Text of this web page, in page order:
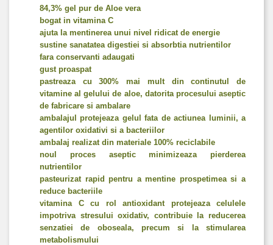
84,3% gel pur de Aloe vera
bogat in vitamina C
ajuta la mentinerea unui nivel ridicat de energie
sustine sanatatea digestiei si absorbtia nutrientilor
fara conservanti adaugati
gust proaspat
pastreaza cu 300% mai mult din continutul de
vitamine al gelului de aloe, datorita procesului aseptic
de fabricare si ambalare
ambalajul protejeaza gelul fata de actiunea luminii, a
agentilor oxidativi si a bacteriilor
ambalaj realizat din materiale 100% reciclabile
noul proces aseptic minimizeaza pierderea
nutrientilor
pasteurizat rapid pentru a mentine prospetimea si a
reduce bacteriile
vitamina C cu rol antioxidant protejeaza celulele
impotriva stresului oxidativ, contribuie la reducerea
senzatiei de oboseala, precum si la stimularea
metabolismului